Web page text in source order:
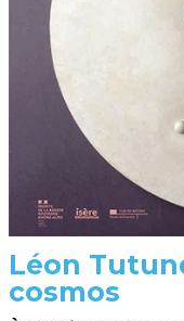
Léon
cosmos